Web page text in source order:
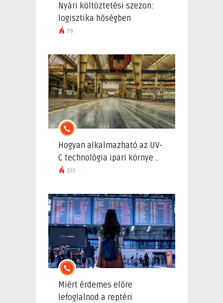
Nyári költöztetési szezon:
logisztika hőségben
79
Hogyan alkalmazható az UV-
C technológia ipari környe ..
155
Miért érdemes előre
lefoglalnod a reptéri